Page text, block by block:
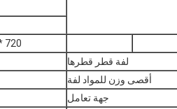
720 * 1440 نقطة لكل بوصة
لفة قطر قطرها
أقصى وزن للمواد لفة
جهة تعامل